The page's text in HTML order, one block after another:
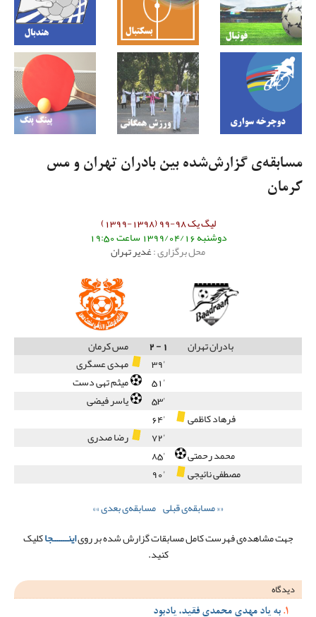
مسابقه‌ی گزارش‌شده بین بادران تهران و مس
کرمان
لیگ یک 98-99 (1398-1399)
دوشنبه 1399/04/16 ساعت 19:50
محل برگزاری :غدیر تهران
بادران تهران 1
-
2
مس کرمان
'39
مهدی عسگری
'51
میثم تهی دست
'53
یاسر فیضی
فرهاد کاظمی
'64
'72
رضا صدری
محمد رحمتی
'85
مصطفی نائیجی
'90
«« مسابقه‌ی قبلی مسابقه‌ی بعدی »»
جهت مشاهده‌ی فهرست کامل مسابقات گزارش شده بر رویاینـــــــجاکلیک
کنید.
دیدگاه
به یاد مهدی محمدی فقید، یادبود